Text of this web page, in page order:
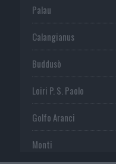
Palau
Calangianus
Buddusò
Loiri P. S. Paolo
Golfo Aranci
Monti